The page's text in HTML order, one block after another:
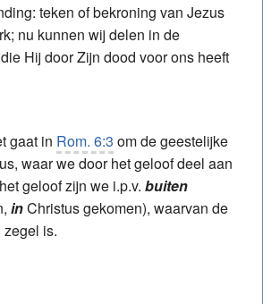
teken of bekroning van Jezus
nu kunnen wij delen in de
Hij door Zijn dood voor ons heeft
gaat in Rom. 6:3 om de geestelijke
waar we door het geloof deel aan
geloof zijn we i.p.v. buiten
inChristus gekomen), waarvan de
is.